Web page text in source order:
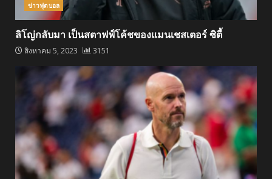
ข่าวฟุตบอล
ลิโญ่กลับมา เป็นสตาฟฟ์โค้ชของแมนเชสเตอร์ ซิตี้
สิงหาคม 5, 2023 3151